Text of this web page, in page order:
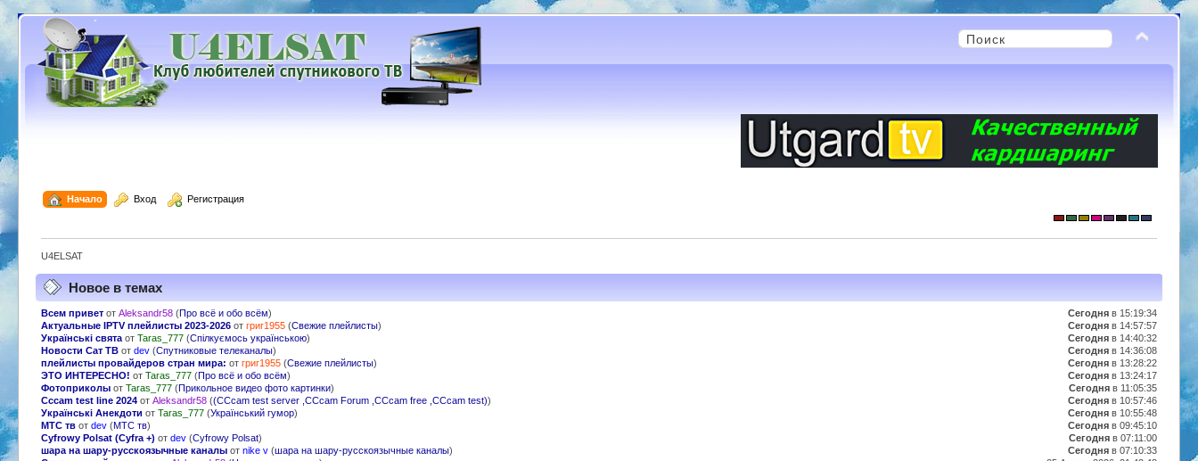
Начало Вход Регистрация
U4ELSAT
Новое в темах
Всем приветот Aleksandr58(Про всё и обо всём) Сегодня в 15:19:34
Актуальные IPTV плейлисты 2023-2026от григ1955(Свежие плейлисты) Сегодня в 14:57:57
Українські святаот Taras_777(Спілкуємось українською) Сегодня в 14:40:32
Новости Сат ТВот dev(Спутниковые телеканалы) Сегодня в 14:36:08
плейлисты провайдеров стран мира: от григ1955(Свежие плейлисты) Сегодня в 13:28:22
ЭТО ИНТЕРЕСНО! от Taras_777(Про всё и обо всём) Сегодня в 13:24:17
Фотоприколыот Taras_777(Прикольное видео фото картинки) Сегодня в 11:05:35
Cccam test line 2024от Aleksandr58((CCcam test server ,CCcam Forum ,CCcam free ,CCcam test)) Сегодня в 10:57:46
Українські Анекдоти от Taras_777(Український гумор) Сегодня в 10:55:48
МТС твот dev(МТС тв) Сегодня в 09:45:10
Cyfrowy Polsat (Cyfra +) от dev(Cyfrowy Polsat) Сегодня в 07:11:00
шара на шару-русскоязычные каналыот nike v(шара на шару-русскоязычные каналы) Сегодня в 07:10:33